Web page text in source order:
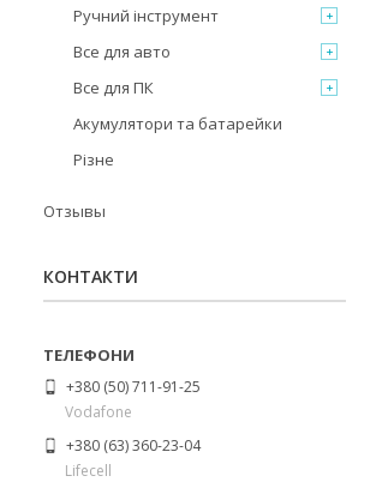
Ручний інструмент
Все для авто
Все для ПК
Акумулятори та батарейки
Різне
Отзывы
КОНТАКТИ
+380 (50) 711-91-25
Vodafone
+380 (63) 360-23-04
Lifecell